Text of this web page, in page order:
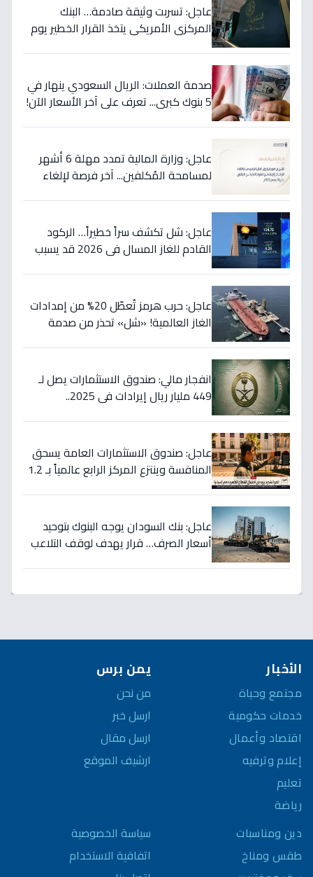
عاجل: تسربت وثيقة صادمة… البنك
المركزي الأمريكي يتخذ القرار الخطير يوم
صدمة العملات: الريال السعودي ينهار في
5 بنوك كبرى... تعرف على آخر الأسعار الآن!
عاجل: وزارة المالية تمدد مهلة 6 أشهر
لمسامحة المُكلفين... آخر فرصة لإلغاء
عاجل: شل تكشف سراً خطيراً… الركود
القادم للغاز المسال في 2026 قد يسبب
عاجل: حرب هرمز تُعطّل 20% من إمدادات
الغاز العالمية! «شل» تحذر من صدمة
انفجار مالي: صندوق الاستثمارات يصل لـ
449 مليار ريال إيرادات في 2025..
عاجل: صندوق الاستثمارات العامة يسحق
المنافسة وينتزع المركز الرابع عالمياً بـ 1.2
عاجل: بنك السودان يوجه البنوك بتوحيد
أسعار الصرف… قرار يهدف لوقف التلاعب
الأخبار
مجتمع وحياة
خدمات حكومية
اقتصاد وأعمال
إعلام وترفيه
تعليم
رياضة
دين ومناسبات
طقس ومناخ
يمن برس
من نحن
ارسل خبر
ارسل مقال
ارشيف الموقع
سياسة الخصوصية
اتفاقية الاستخدام